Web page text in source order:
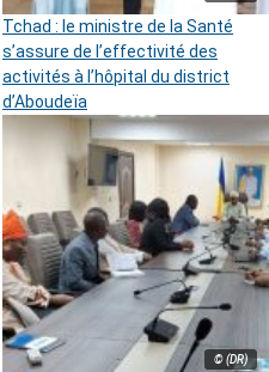
Tchad : le ministre de la Santé
s’assure de l’effectivité des
activités à l’hôpital du district
d’Aboudeïa
© (DR)